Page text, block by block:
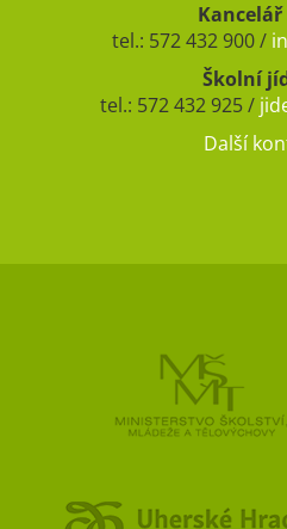
tel.: 572 432 900 /
Školní
tel.: 572 432 925 /
Další